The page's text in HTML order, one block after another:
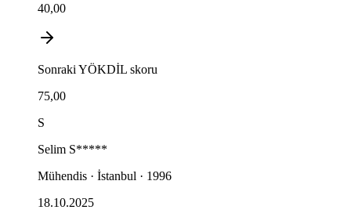
40,00
Sonraki YÖKDİL skoru
75,00
S
Selim S*****
Mühendis · İstanbul · 1996
18.10.2025